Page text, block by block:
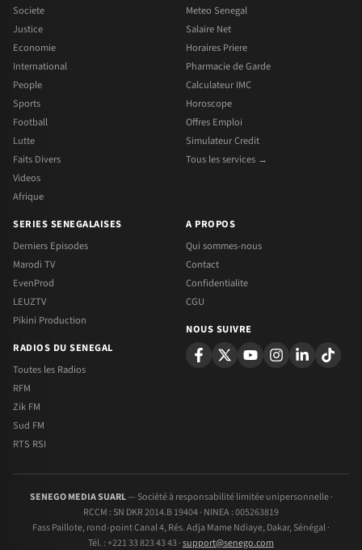
Societe
Justice
Economie
International
People
Sports
Football
Lutte
Faits Divers
Videos
Afrique
Meteo Senegal
Salaire Net
Horaires Priere
Pharmacie de Garde
Calculateur IMC
Horoscope
Offres Emploi
Simulateur Credit
Tous les services →
SERIES SENEGALAISES
Derniers Episodes
Marodi TV
EvenProd
LEUZTV
Pikini Production
RADIOS DU SENEGAL
Toutes les Radios
RFM
Zik FM
Sud FM
RTS RSI
A PROPOS
Qui sommes-nous
Contact
Confidentialite
CGU
NOUS SUIVRE
SENEGO MEDIA SUARL— Société à responsabilité limitée unipersonnelle ·
RCCM : SN DKR 2014.B 19404 · NINEA : 005263819
Fass Paillote, rond-point Canal 4, Rés. Adja Mame Ndiaye, Dakar, Sénégal ·
Tél. : +221 33 823 43 43 ·support@senego.com